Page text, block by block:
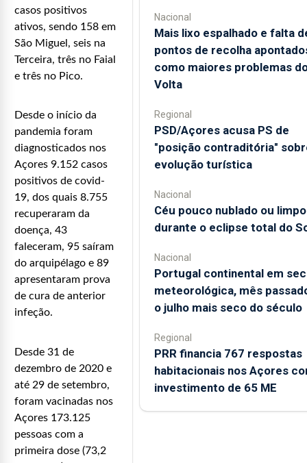
casos positivos
ativos, sendo 158 em
São Miguel, seis na
Terceira, três no Faial
e três no Pico.
Desde o início da
pandemia foram
diagnosticados nos
Açores 9.152 casos
positivos de covid-
19, dos quais 8.755
recuperaram da
doença, 43
faleceram, 95 saíram
do arquipélago e 89
apresentaram prova
de cura de anterior
infeção.
Desde 31 de
dezembro de 2020 e
até 29 de setembro,
foram vacinadas nos
Açores 173.125
pessoas com a
primeira dose (73,2
Nacional
Mais lixo espalhado e falta
pontos de recolha
como maiores problemas
Volta
Regional
PSD/Açores acusa PS de
"posição contraditória"
evolução turística
Nacional
Céu pouco nublado ou limpo
durante o eclipse total do
Nacional
Portugal continental em
meteorológica, mês
o julho mais seco do século
Regional
PRR financia 767 respostas
habitacionais nos Açores
investimento de 65 ME